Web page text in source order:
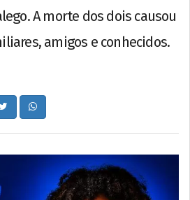
A morte dos dois causou
amigos e conhecidos.